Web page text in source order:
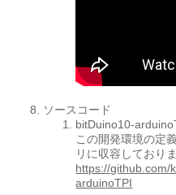
ソースコード
bitDuino10-
この開発環境の定
リに収容しておりま
https://github.com/
arduinoTPI